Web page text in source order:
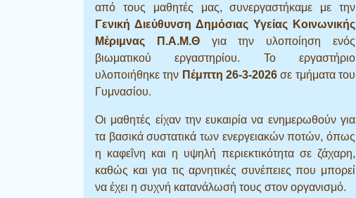
από τους μαθητές μας, συνεργαστήκαμε με την
Γενική Διεύθυνση Δημόσιας Υγείας Κοινωνικής
Μέριμνας Π.Α.Μ.Θγια την υλοποίηση ενός
βιωματικού εργαστηρίου. Το εργαστήριο
υλοποιήθηκε την Πέμπτη 26-3-2026 σε τμήματα του
Γυμνασίου.
Οι μαθητές είχαν την ευκαιρία να ενημερωθούν για
τα βασικά συστατικά των ενεργειακών ποτών, όπως
η καφεΐνη και η υψηλή περιεκτικότητα σε ζάχαρη,
καθώς και για τις αρνητικές συνέπειες που μπορεί
να έχει η συχνή κατανάλωσή τους στον οργανισμό.